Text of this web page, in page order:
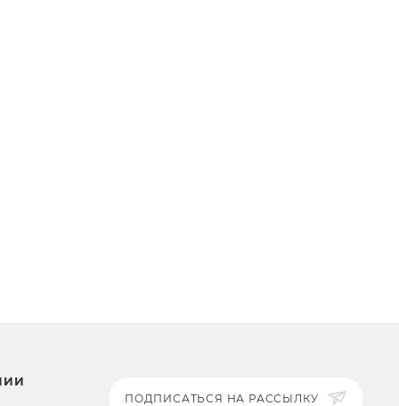
ПОДПИСАТЬСЯ НА РАССЫЛКУ